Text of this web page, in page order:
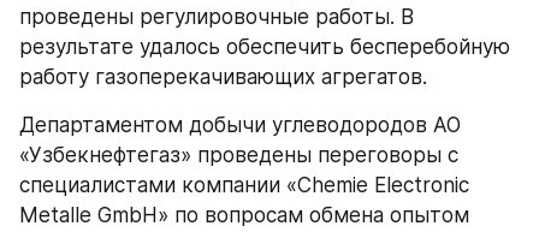
проведены регулировочные работы. В
результате удалось обеспечить бесперебойную
работу газоперекачивающих агрегатов.
Департаментом добычи углеводородов АО
«Узбекнефтегаз» проведены переговоры с
специалистами компании «Chemie Electronic
Metalle GmbH» по вопросам обмена опытом